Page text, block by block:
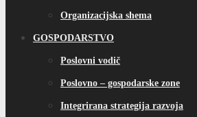
Organizacijska shema
GOSPODARSTVO
Poslovni vodič
Poslovno – gospodarske zone
Integrirana strategija razvoja